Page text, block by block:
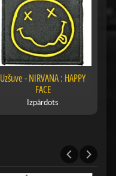
Uzšuve - NIRVANA : HAPPY
FACE
Izpārdots